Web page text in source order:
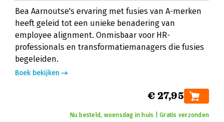
Bea Aarnoutse's ervaring met fusies van A-merken
heeft geleid tot een unieke benadering van
employee alignment. Onmisbaar voor HR-
professionals en transformatiemanagers die fusies
begeleiden.
Boek bekijken
€ 27,95
Nu besteld, woensdag in huis | Gratis verzonden